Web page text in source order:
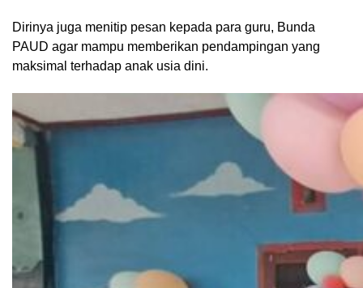
Dirinya juga menitip pesan kepada para guru, Bunda
PAUD agar mampu memberikan pendampingan yang
maksimal terhadap anak usia dini.